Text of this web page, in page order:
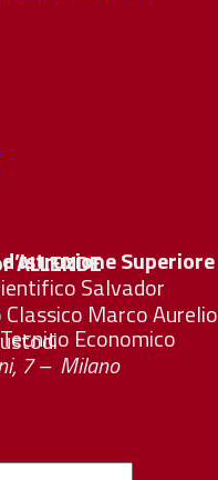
ALLENDE
Classico Marco Aurelio
Pietro Custodi
7 – Milano